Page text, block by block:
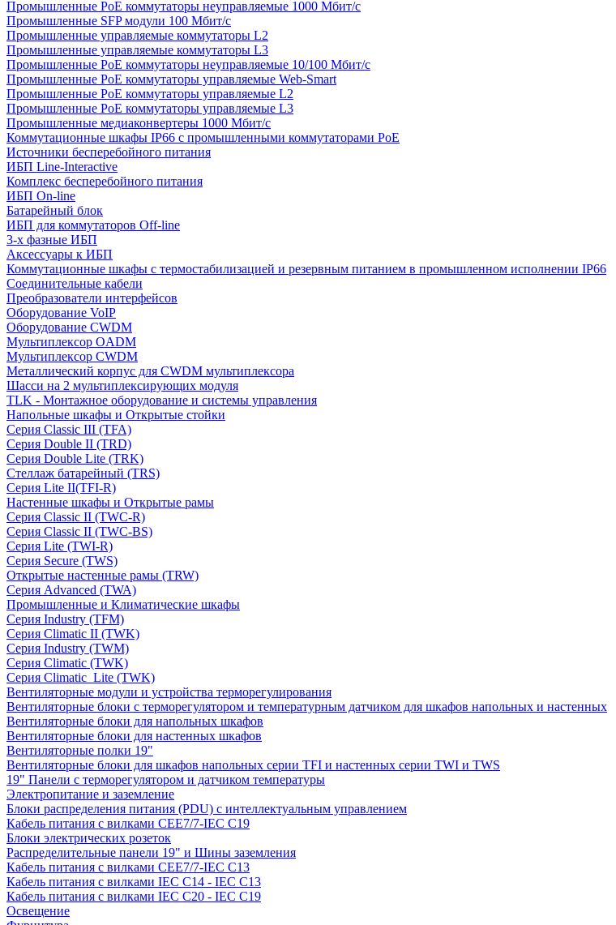
Промышленные PoE коммутаторы неуправляемые 1000 Мбит/с
Промышленные SFP модули 100 Мбит/c
Промышленные управляемые коммутаторы L2
Промышленные управляемые коммутаторы L3
Промышленные PoE коммутаторы неуправляемые 10/100 Мбит/с
Промышленные PoE коммутаторы управляемые Web-Smart
Промышленные PoE коммутаторы управляемые L2
Промышленные PoE коммутаторы управляемые L3
Промышленные медиаконвертеры 1000 Мбит/с
Коммутационные шкафы IP66 c промышленными коммутаторами PoE
Источники бесперебойного питания
ИБП Line-Interactive
Комплекс бесперебойного питания
ИБП On-line
Батарейный блок
ИБП для коммутаторов Off-line
3-х фазные ИБП
Аксессуары к ИБП
Коммутационные шкафы с термостабилизацией и резервным питанием в промышленном исполнении IP66
Соединительные кабели
Преобразователи интерфейсов
Оборудование VoIP
Оборудование CWDM
Мультиплекcор OADM
Мультиплексор CWDM
Металлический корпус для CWDM мультиплексора
Шасси на 2 мультиплексирующих модуля
TLK - Монтажное оборудование и системы управления
Напольные шкафы и Открытые стойки
Серия Classic III (TFA)
Серия Double II (TRD)
Серия Double Lite (TRK)
Стеллаж батарейный (TRS)
Серия Lite II(TFI-R)
Настенные шкафы и Открытые рамы
Серия Classic II (TWC-R)
Серия Classic II (TWC-BS)
Серия Lite (TWI-R)
Серия Secure (TWS)
Открытые настенные рамы (TRW)
Серия Advanced (TWA)
Промышленные и Климатические шкафы
Серия Industry (TFM)
Серия Climatic II (TWK)
Серия Industry (TWM)
Серия Climatic (TWK)
Серия Climatic_Lite (TWK)
Вентиляторные модули и устройства терморегулирования
Вентиляторные блоки с терморегулятором и температурным датчиком для шкафов напольных и настенных
Вентиляторные блоки для напольных шкафов
Вентиляторные блоки для настенных шкафов
Вентиляторные полки 19"
Вентиляторные блоки для шкафов напольных серии TFI и настенных серии TWI и TWS
19" Панели с терморегулятором и датчиком температуры
Электропитание и заземление
Блоки распределения питания (PDU) с интеллектуальным управлением
Кабель питания с вилками CEE7/7-IEC C19
Блоки электрических розеток
Распределительные панели 19" и Шины заземления
Кабель питания с вилками CEE7/7-IEC C13
Кабель питания с вилками IEC C14 - IEC C13
Кабель питания с вилками IEC C20 - IEC C19
Освещение